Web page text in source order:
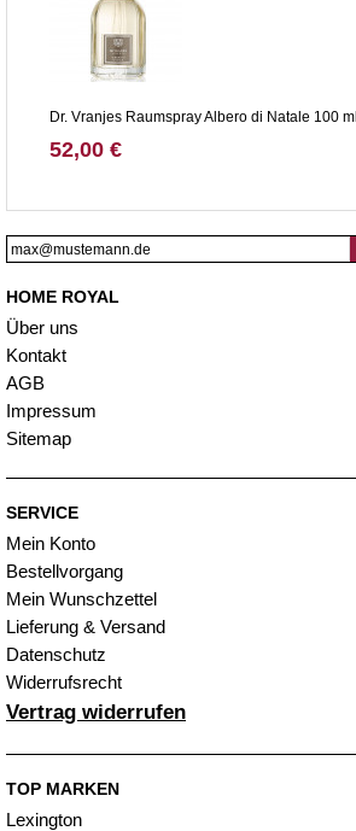
Dr. Vranjes Raumspray Albero di Natale 100 ml
52,00 €
HOME ROYAL
Über uns
Kontakt
AGB
Impressum
Sitemap
SERVICE
Mein Konto
Bestellvorgang
Mein Wunschzettel
Lieferung & Versand
Datenschutz
Widerrufsrecht
Vertrag widerrufen
TOP MARKEN
Lexington